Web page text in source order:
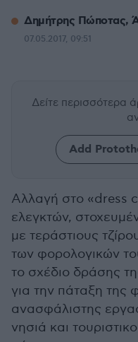
Δημήτρης Πώποτας,
07.05.2017, 09:51
Δείτε περισσότερα
Add
Αλλαγή στο «dress
ελεγκτών,
με τεράστιους
των φορολογικών
το σχέδιο δράσης
για την πάταξη της
ανασφάλιστης
νησιά και